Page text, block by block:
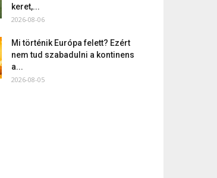
keret,...
2026-08-06
Mi történik Európa felett? Ezért
nem tud szabadulni a kontinens
a...
2026-08-05